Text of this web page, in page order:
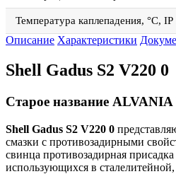
Температура каплепадения, °С,
Описание Характеристики
Shell Gadus S2 V220 0
Старое название
Shell Gadus S2 V220 0
смазки с противозадирными
свинца противозадирная
использующихся в